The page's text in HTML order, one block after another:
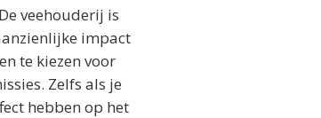
veehouderij is
impact
te kiezen voor
Zelfs als je
hebben op het